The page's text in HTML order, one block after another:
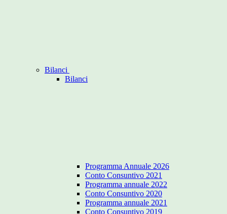
Bilanci
Bilanci
Programma Annuale 2026
Conto Consuntivo 2021
Programma annuale 2022
Conto Consuntivo 2020
Programma annuale 2021
Conto Consuntivo 2019